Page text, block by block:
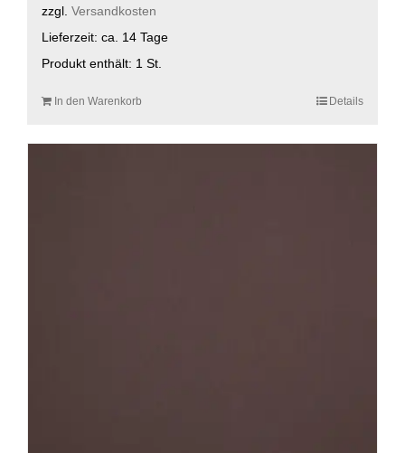
zzgl. Versandkosten
Lieferzeit: ca. 14 Tage
Produkt enthält: 1 St.
In den Warenkorb Details